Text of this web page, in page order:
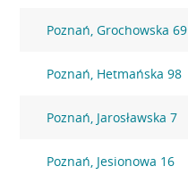
Poznań, Grochowska 69
Poznań, Hetmańska 98
Poznań, Jarosławska 7
Poznań, Jesionowa 16